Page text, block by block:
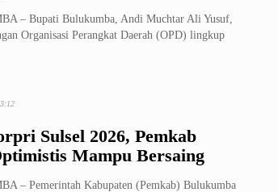
– Bupati Bulukumba, Andi Muchtar Ali Yusuf,
Organisasi Perangkat Daerah (OPD) lingkup
Sulsel 2026, Pemkab
Mampu Bersaing
– Pemerintah Kabupaten (Pemkab) Bulukumba